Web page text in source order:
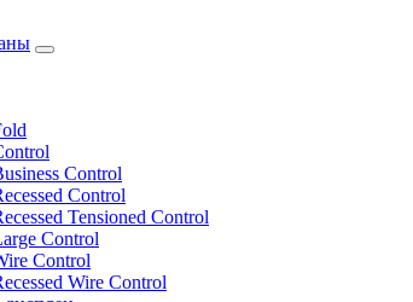
Control
Control
Tensioned Control
Control
Control
Wire Control